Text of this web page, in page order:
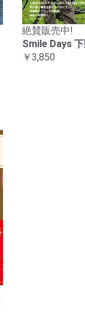
絶賛販売中!
Smile Days
￥3,850